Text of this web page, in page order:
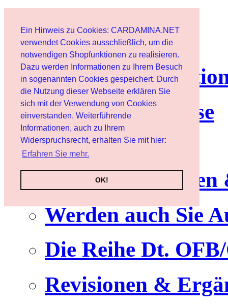
Ein Hinweis zu Cookies: CARDAMINA.NET
verwendet Cookies ausschließlich, um die
notwendigen Shopfunktionen zu realisieren.
Dazu werden Informationen zu Ihrem Besuch
in sogenannten Cookies gespeichert. Durch
die Nutzung dieser Webseite erklären Sie
sich mit der Verwendung von Cookies
einverstanden. Weiterführende
Informationen, auch zu Ihrem
Widerspruchsrecht, erhalten Sie mit hier:
Erfahren Sie mehr.
OK!
Client
lettre
Nutzungshinweise
Service
Werden auch Sie
Die Reihe Dt.
Revisionen &